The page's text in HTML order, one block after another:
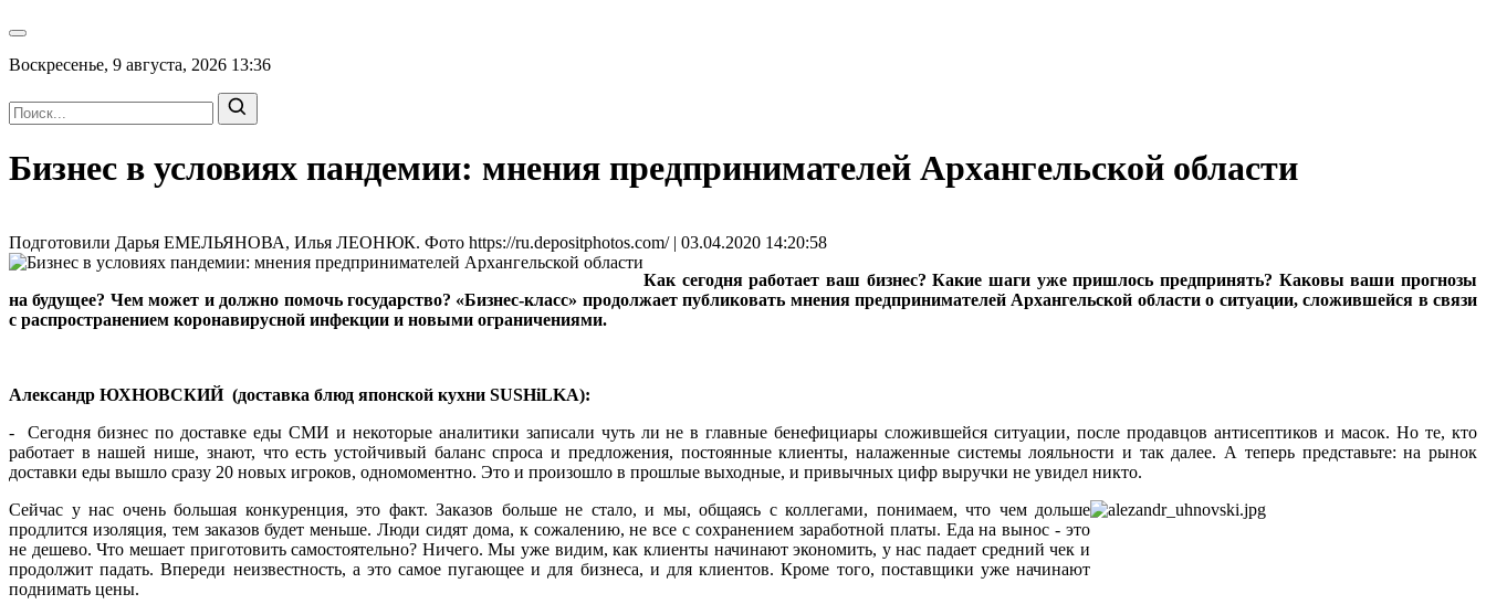
Воскресенье, 9 августа, 2026 13:36
Бизнес в условиях пандемии: мнения предпринимателей Архангельской области
Подготовили Дарья ЕМЕЛЬЯНОВА, Илья ЛЕОНЮК. Фото https://ru.depositphotos.com/ | 03.04.2020 14:20:58
Как сегодня работает ваш бизнес? Какие шаги уже пришлось предпринять? Каковы ваши прогнозы
на будущее? Чем может и должно помочь государство? «Бизнес-класс» продолжает публиковать мнения предпринимателей Архангельской области о ситуации, сложившейся в связи
с распространением коронавирусной инфекции и новыми ограничениями.
Александр ЮХНОВСКИЙ (доставка блюд японской кухни SUSHiLKA):
- Сегодня бизнес по доставке еды СМИ и некоторые аналитики записали чуть ли не в главные бенефициары сложившейся ситуации, после продавцов антисептиков и масок. Но те, кто
работает в нашей нише, знают, что есть устойчивый баланс спроса и предложения, постоянные клиенты, налаженные системы лояльности и так далее. А теперь представьте: на рынок
доставки еды вышло сразу 20 новых игроков, одномоментно. Это и произошло в прошлые выходные, и привычных цифр выручки не увидел никто.
Сейчас у нас очень большая конкуренция, это факт. Заказов больше не стало, и мы, общаясь с коллегами, понимаем, что чем дольше
продлится изоляция, тем заказов будет меньше. Люди сидят дома, к сожалению, не все с сохранением заработной платы. Еда на вынос - это
не дешево. Что мешает приготовить самостоятельно? Ничего. Мы уже видим, как клиенты начинают экономить, у нас падает средний чек и
продолжит падать. Впереди неизвестность, а это самое пугающее и для бизнеса, и для клиентов. Кроме того, поставщики уже начинают
поднимать цены.